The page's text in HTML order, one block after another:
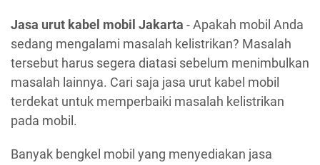
Jasa urut kabel mobil Jakarta - Apakah mobil Anda
sedang mengalami masalah kelistrikan? Masalah
tersebut harus segera diatasi sebelum menimbulkan
masalah lainnya. Cari saja jasa urut kabel mobil
terdekat untuk memperbaiki masalah kelistrikan
pada mobil.
Banyak bengkel mobil yang menyediakan jasa